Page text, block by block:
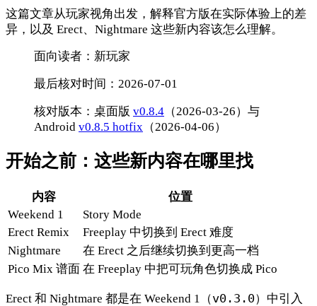
这篇文章从玩家视角出发，解释官方版在实际体验上的差
异，以及 Erect、Nightmare 这些新内容该怎么理解。
面向读者：新玩家
最后核对时间：2026-07-01
核对版本：桌面版 v0.8.4 （2026-03-26）与
Android v0.8.5 hotfix （2026-04-06）
开始之前：这些新内容在哪里找
内容
位置
Weekend 1
Story Mode
Erect Remix
Freeplay 中切换到 Erect 难度
Nightmare
在 Erect 之后继续切换到更高一档
Pico Mix 谱面 在 Freeplay 中把可玩角色切换成 Pico
Erect 和 Nightmare 都是在 Weekend 1（v0.3.0）中引入